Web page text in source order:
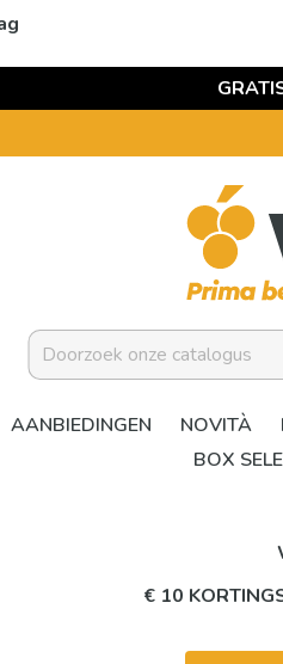
AANBIEDINGEN NOVITÀ
BOX
€ 10